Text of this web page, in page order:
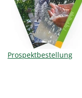
Prospektbestellung